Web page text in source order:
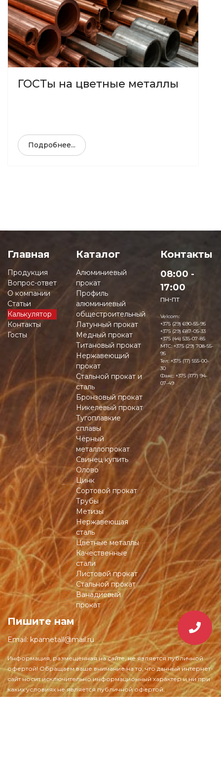
ГОСТы на цветные металлы
Подробнее...
Главная
Продукция
Вопрос-ответ
О компании
Статьи
Калькулятор
Контакты
Госты
Каталог
Алюминиевый
прокат
Профиль
алюминиевый
общестроительный
Латунный прокат
Медный прокат
Титановый прокат
Нержавеющий
прокат
Стальной прокат и
сталь
Бронзовый прокат
Никелевый прокат
Тугоплавкие
сплавы
Чёрный
металлопрокат
Свинец купить
Олово
Цинк
Сортовой прокат
Трубы
Метизы
Нержавеющая
сталь
Цветные металлы
Качественные
стали
Листовой прокат
Стальной прокат
Ванадиевый
прокат
Контакты
08:00 -
17:00
пн-пт
Velcom:
+375 (29) 690-55-95
+375 (29) 687-05-33
+375 (44) 535-07-85
MTC:+375 (29) 708-55-
95
Тел: +375 (17) 555-00-
30
Факс: +375 (177) 94-
07-49
Пишите нам
Email: kpametall@mail.ru